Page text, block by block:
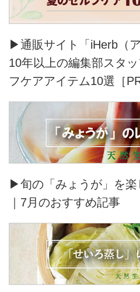
▶通販サイト「iHerb（
10年以上の編集部スタ
フケアアイテム10選［PR
▶旬の「みょうが」を楽
｜7月のおすすめ記事